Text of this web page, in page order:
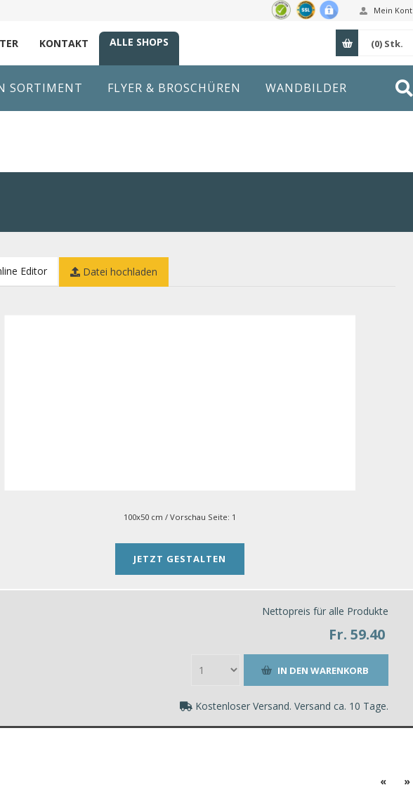
Mein
KONTAKT ALLE SHOPS (0) Stk.
SORTIMENT FLYER & BROSCHÜREN WANDBILDER
Editor Datei hochladen
100x50 cm / Vorschau Seite: 1
JETZT GESTALTEN
Nettopreis für alle Produkte
Fr. 59.40
Kostenloser Versand. Versand ca. 10 Tage.
« »